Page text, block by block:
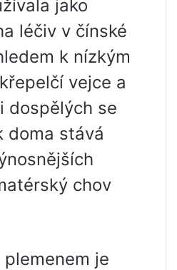
jako
léčiv v čínské
k nízkým
vejce a
dospělých se
doma stává
chov
je